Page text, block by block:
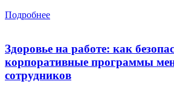
Подробнее
Здоровье на работе: как
корпоративные программы
сотрудников